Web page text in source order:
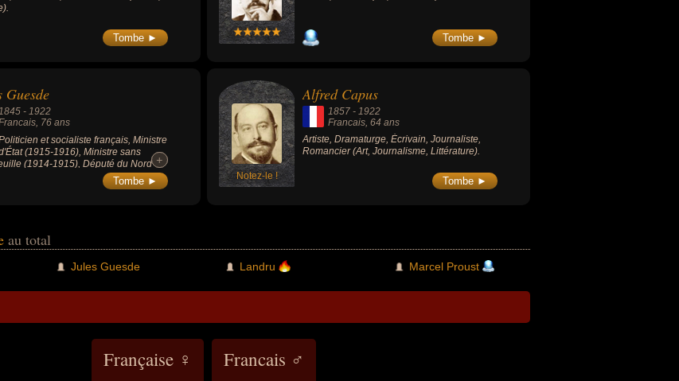
Tombe ► Tombe ►
Guesde
- 1922
, 76 ans
et socialiste français, Ministre
(1915-1916), Ministre sans
(1914-1915), Député du Nord
1922), Député de la 7e circonscription
(1893-1998 / 1919-1922), devenu
+
+
Tombe ► Notez-le !
Alfred Capus
1857 -1922
Francais, 64 ans
Artiste, Dramaturge, Écrivain, Journaliste,
Romancier (Art, Journalisme, Littérature).
Tombe ►
au total
Jules Guesde Landru Marcel Proust
Française ♀ Francais ♂